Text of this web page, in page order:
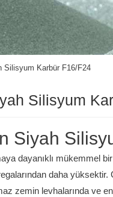
Silisyum Karbür F16/F24
Silisyum
Siyah
dayanıklı mükemmel
daha yüksektir.
zemin levhalarında ve